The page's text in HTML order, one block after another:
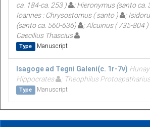
ca. 184-ca. 253 )
; Hieronymus (santo ca.
Ioannes : Chrysostomus ( santo )
;
(santo ca. 560-636)
; Alcuinus ( 735-804 )
Caecilius Thascius
Type Manuscript
Isagoge ad Tegni Galeni(c. 1r-7v)
Hippocrates
; Theophilus
Type Manuscript